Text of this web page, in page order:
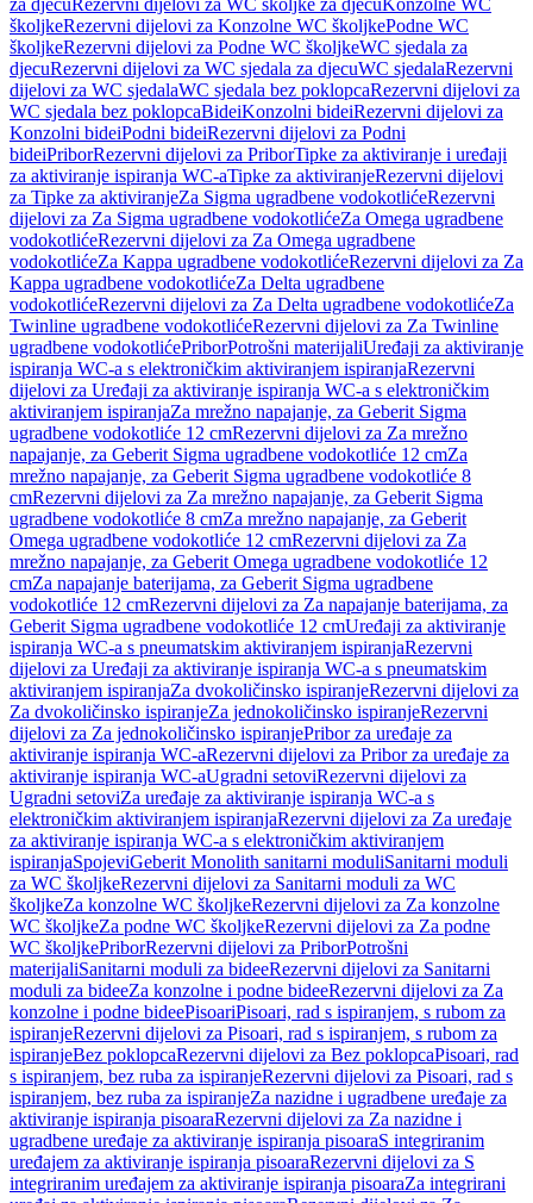
za djecuRezervni dijelovi za WC školjke za djecuKonzolne WC
školjkeRezervni dijelovi za Konzolne WC školjkePodne WC
školjkeRezervni dijelovi za Podne WC školjkeWC sjedala za
djecuRezervni dijelovi za WC sjedala za djecuWC sjedalaRezervni
dijelovi za WC sjedalaWC sjedala bez poklopcaRezervni dijelovi za
WC sjedala bez poklopcaBideiKonzolni bideiRezervni dijelovi za
Konzolni bideiPodni bideiRezervni dijelovi za Podni
bideiPriborRezervni dijelovi za PriborTipke za aktiviranje i uređaji
za aktiviranje ispiranja WC-aTipke za aktiviranjeRezervni dijelovi
za Tipke za aktiviranjeZa Sigma ugradbene vodokotlićeRezervni
dijelovi za Za Sigma ugradbene vodokotlićeZa Omega ugradbene
vodokotlićeRezervni dijelovi za Za Omega ugradbene
vodokotlićeZa Kappa ugradbene vodokotlićeRezervni dijelovi za Za
Kappa ugradbene vodokotlićeZa Delta ugradbene
vodokotlićeRezervni dijelovi za Za Delta ugradbene vodokotlićeZa
Twinline ugradbene vodokotlićeRezervni dijelovi za Za Twinline
ugradbene vodokotlićePriborPotrošni materijaliUređaji za aktiviranje
ispiranja WC-a s elektroničkim aktiviranjem ispiranjaRezervni
dijelovi za Uređaji za aktiviranje ispiranja WC-a s elektroničkim
aktiviranjem ispiranjaZa mrežno napajanje, za Geberit Sigma
ugradbene vodokotliće 12 cmRezervni dijelovi za Za mrežno
napajanje, za Geberit Sigma ugradbene vodokotliće 12 cmZa
mrežno napajanje, za Geberit Sigma ugradbene vodokotliće 8
cmRezervni dijelovi za Za mrežno napajanje, za Geberit Sigma
ugradbene vodokotliće 8 cmZa mrežno napajanje, za Geberit
Omega ugradbene vodokotliće 12 cmRezervni dijelovi za Za
mrežno napajanje, za Geberit Omega ugradbene vodokotliće 12
cmZa napajanje baterijama, za Geberit Sigma ugradbene
vodokotliće 12 cmRezervni dijelovi za Za napajanje baterijama, za
Geberit Sigma ugradbene vodokotliće 12 cmUređaji za aktiviranje
ispiranja WC-a s pneumatskim aktiviranjem ispiranjaRezervni
dijelovi za Uređaji za aktiviranje ispiranja WC-a s pneumatskim
aktiviranjem ispiranjaZa dvokoličinsko ispiranjeRezervni dijelovi za
Za dvokoličinsko ispiranjeZa jednokoličinsko ispiranjeRezervni
dijelovi za Za jednokoličinsko ispiranjePribor za uređaje za
aktiviranje ispiranja WC-aRezervni dijelovi za Pribor za uređaje za
aktiviranje ispiranja WC-aUgradni setoviRezervni dijelovi za
Ugradni setoviZa uređaje za aktiviranje ispiranja WC-a s
elektroničkim aktiviranjem ispiranjaRezervni dijelovi za Za uređaje
za aktiviranje ispiranja WC-a s elektroničkim aktiviranjem
ispiranjaSpojeviGeberit Monolith sanitarni moduliSanitarni moduli
za WC školjkeRezervni dijelovi za Sanitarni moduli za WC
školjkeZa konzolne WC školjkeRezervni dijelovi za Za konzolne
WC školjkeZa podne WC školjkeRezervni dijelovi za Za podne
WC školjkePriborRezervni dijelovi za PriborPotrošni
materijaliSanitarni moduli za bideeRezervni dijelovi za Sanitarni
moduli za bideeZa konzolne i podne bideeRezervni dijelovi za Za
konzolne i podne bideePisoariPisoari, rad s ispiranjem, s rubom za
ispiranjeRezervni dijelovi za Pisoari, rad s ispiranjem, s rubom za
ispiranjeBez poklopcaRezervni dijelovi za Bez poklopcaPisoari, rad
s ispiranjem, bez ruba za ispiranjeRezervni dijelovi za Pisoari, rad s
ispiranjem, bez ruba za ispiranjeZa nazidne i ugradbene uređaje za
aktiviranje ispiranja pisoaraRezervni dijelovi za Za nazidne i
ugradbene uređaje za aktiviranje ispiranja pisoaraS integriranim
uređajem za aktiviranje ispiranja pisoaraRezervni dijelovi za S
integriranim uređajem za aktiviranje ispiranja pisoaraZa integrirani